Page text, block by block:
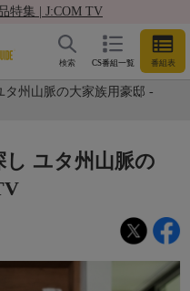
特集 | J:COM TV
CS番組一覧 番組表
検索
州山脈の大家族用豪邸 -
ユタ州山脈の